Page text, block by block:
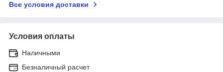
Все условия доставки
Условия оплаты
Наличными
Безналичный расчет